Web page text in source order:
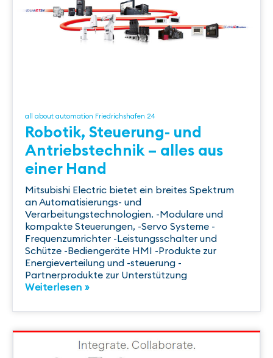
all about automation Friedrichshafen 24
Robotik, Steuerung- und
Antriebstechnik – alles aus
einer Hand
Mitsubishi Electric bietet ein breites Spektrum
an Automatisierungs- und
Verarbeitungstechnologien. -Modulare und
kompakte Steuerungen, -Servo Systeme -
Frequenzumrichter -Leistungsschalter und
Schütze -Bediengeräte HMI -Produkte zur
Energieverteilung und -steuerung -
Partnerprodukte zur Unterstützung
Weiterlesen »